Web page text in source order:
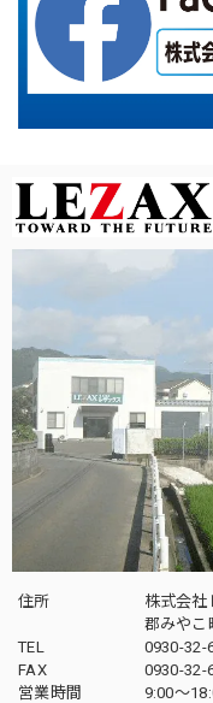
住所
株式会
郡みやこ
TEL
0930-32-
FAX
0930-32-
営業時間
9:00〜